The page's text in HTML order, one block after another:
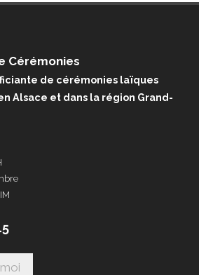
Cérémonies
de cérémonies laïques
Alsace et dans la région Grand-